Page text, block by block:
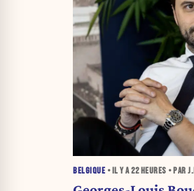
BELGIQUE • IL Y A22 HEURES • PAR